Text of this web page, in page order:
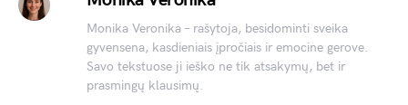
Monika Veronika – rašytoja, besidominti sveika
gyvensena, kasdieniais įpročiais ir emocine gerove.
Savo tekstuose ji ieško ne tik atsakymų, bet ir
prasmingų klausimų.